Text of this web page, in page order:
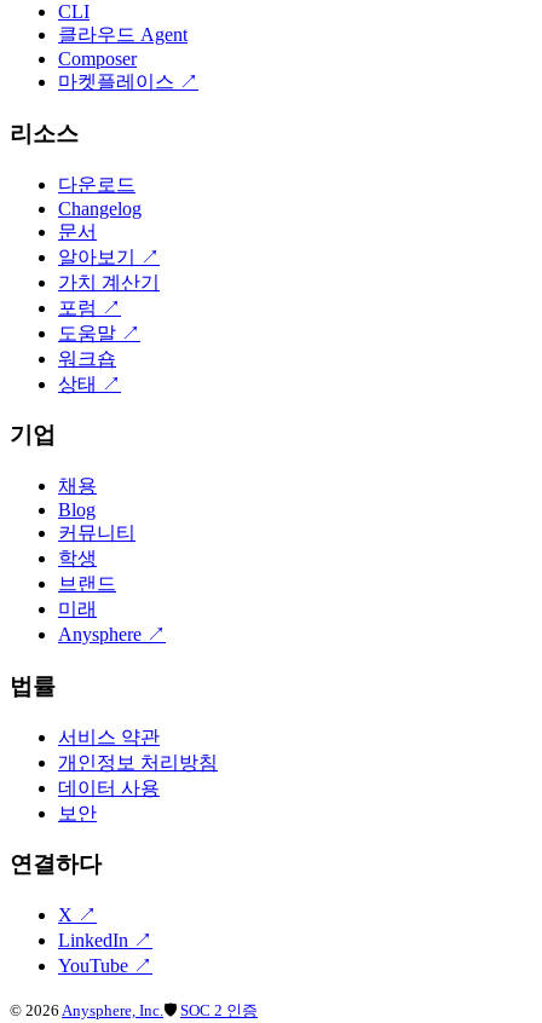
CLI
클라우드 Agent
Composer
마켓플레이스 ↗
리소스
다운로드
Changelog
문서
알아보기
↗
가치 계산기
포럼 ↗
도움말 ↗
워크숍
상태 ↗
기업
채용
Blog
커뮤니티
학생
브랜드
미래
Anysphere ↗
법률
서비스 약관
개인정보 처리방침
데이터 사용
보안
연결하다
X ↗
LinkedIn ↗
YouTube ↗
© 2026 Anysphere, Inc. 🛡 SOC 2 인증